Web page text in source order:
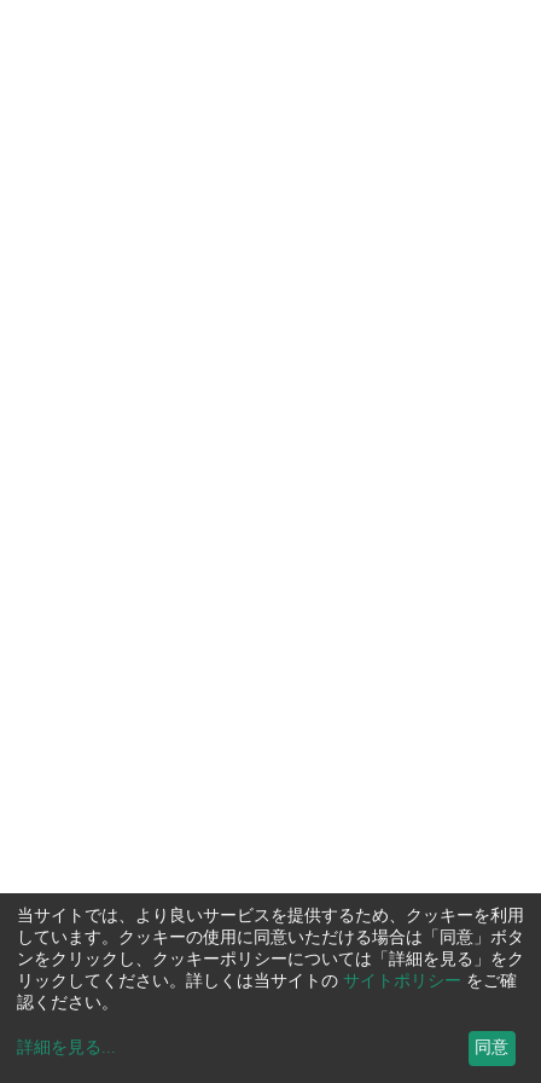
当サイトでは、より良いサービスを提供するため、クッキーを利用
しています。クッキーの使用に同意いただける場合は「同意」ボタ
ンをクリックし、クッキーポリシーについては「詳細を見る」をク
リックしてください。詳しくは当サイトの サイトポリシー をご確
認ください。
詳細を見る ... 同意